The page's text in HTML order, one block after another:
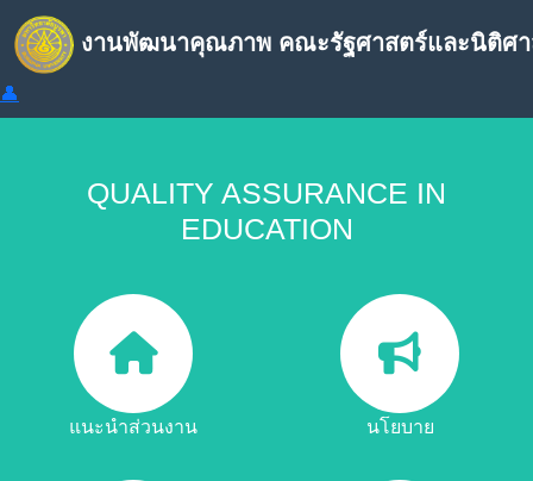
งานพัฒนาคุณภาพ คณะรัฐศาสตร์และนิติศ
👤
QUALITY ASSURANCE IN
EDUCATION
แนะนำส่วนงาน นโยบาย